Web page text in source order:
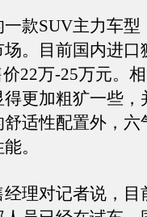
款SUV主力车型
。目前国内进口
22万-25万元。
更加粗犷一些，
适性配置外，六
。
理对记者说，目